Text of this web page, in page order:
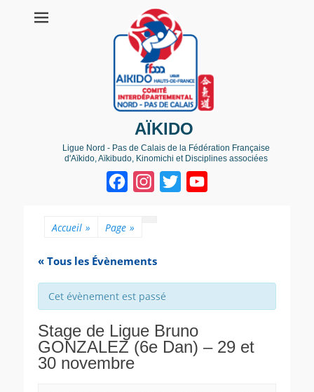
AÏKIDO
Ligue Nord - Pas de Calais de la Fédération Française
d'Aïkido, Aïkibudo, Kinomichi et Disciplines associées
FacebookInstagram
Twitter
Accueil » Page »
« Tous les Évènements
Cet évènement est passé
Stage de Ligue Bruno
GONZALEZ (6e Dan) – 29 et
30 novembre